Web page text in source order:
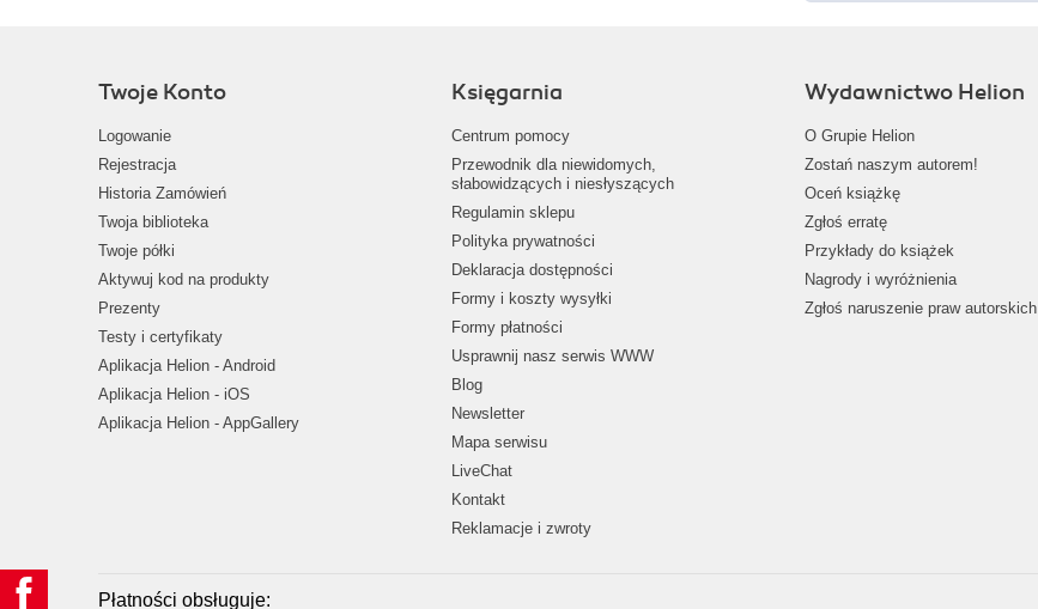
Twoje Konto
Logowanie
Rejestracja
Historia Zamówień
Twoja biblioteka
Twoje półki
Aktywuj kod na produkty
Prezenty
Testy i certyfikaty
Aplikacja Helion - Android
Aplikacja Helion - iOS
Aplikacja Helion - AppGallery
Księgarnia
Centrum pomocy
Przewodnik dla niewidomych,
słabowidzących i niesłyszących
Regulamin sklepu
Polityka prywatności
Deklaracja dostępności
Formy i koszty wysyłki
Formy płatności
Usprawnij nasz serwis WWW
Blog
Newsletter
Mapa serwisu
LiveChat
Kontakt
Reklamacje i zwroty
Wydawnictwo Helion
O Grupie Helion
Zostań naszym autorem!
Oceń książkę
Zgłoś erratę
Przykłady do książek
Nagrody i wyróżnienia
Zgłoś naruszenie praw autorskich
Płatności obsługuje: